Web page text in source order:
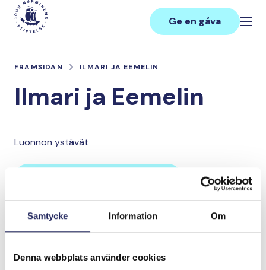
Samtycke Information Om
Denna webbplats använder cookies
Hoppa
innehåll
Main
Ge en gåva
FRAMSIDAN ILMARI JA EEMELIN
Ilmari ja Eemelin
Luonnon ystävät